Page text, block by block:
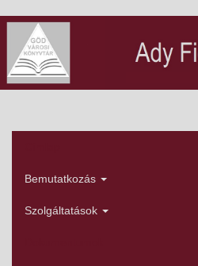
Ugrás
tartalomra
Bemutatkozás
Szolgáltatások